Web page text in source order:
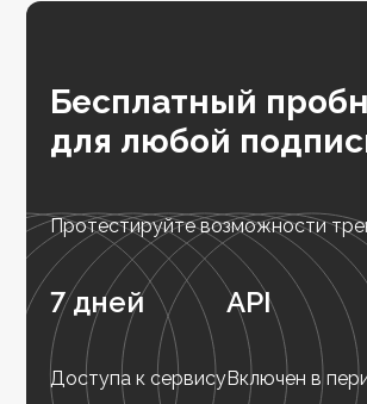
Бесплатный
для любой
Протестируйте возможности
7 дней
Доступа к сервису
API
Включен в